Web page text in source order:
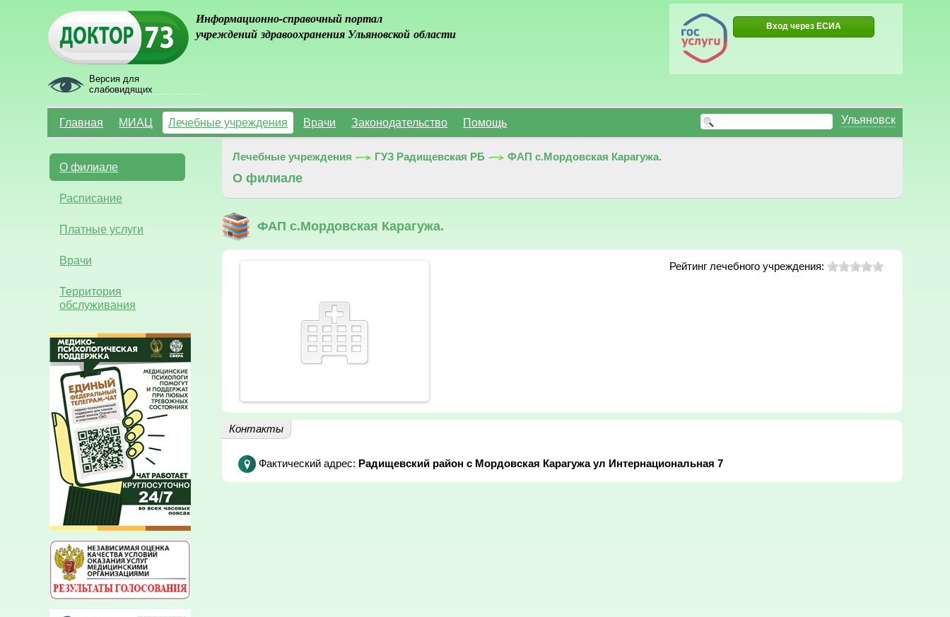
Версия для
слабовидящих
Информационно-справочный портал
учреждений здравоохранения Ульяновской области
Вход через ЕСИА
Ульяновск
Главная МИАЦ Лечебные учреждения Врачи Законодательство Помощь
О филиале
Расписание
Платные услуги
Врачи
Территория
обслуживания
Лечебные учреждения ГУЗ Радищевская РБ ФАП с.Мордовская Карагужа.
О филиале
ФАП с.Мордовская Карагужа.
Рейтинг лечебного учреждения:
Контакты
Фактический адрес: Радищевский район с Мордовская Карагужа ул Интернациональная 7